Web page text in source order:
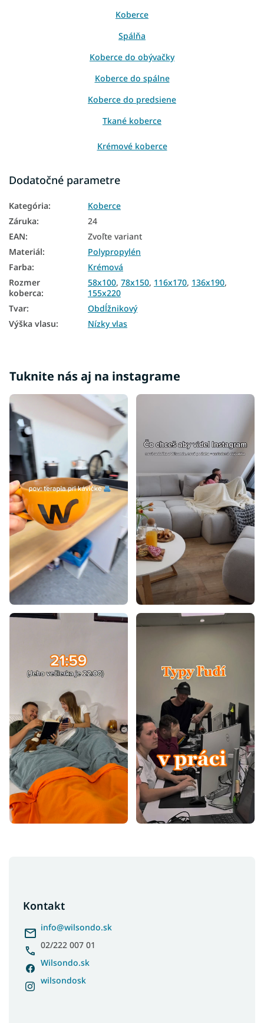
Koberce
Spálňa
Koberce do obývačky
Koberce do spálne
Koberce do predsiene
Tkané koberce
Krémové koberce
Dodatočné parametre
Kategória:
Koberce
Záruka:
24
EAN:
Zvoľte variant
Materiál:
Polypropylén
Farba:
Krémová
Rozmer
koberca:
58x100, 78x150, 116x170, 136x190,
155x220
Tvar:
Obdĺžnikový
Výška vlasu: Nízky vlas
Tuknite nás aj na instagrame
Kontakt
info@wilsondo.sk
02/222 007 01
Wilsondo.sk
wilsondosk